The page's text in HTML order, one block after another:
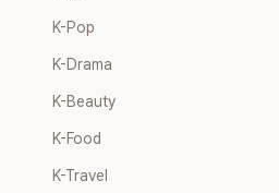
K-Pop
K-Drama
K-Beauty
K-Food
K-Travel